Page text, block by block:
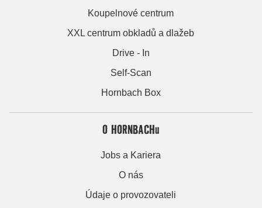
Koupelnové centrum
XXL centrum obkladů a dlažeb
Drive - In
Self-Scan
Hornbach Box
O HORNBACHu
Jobs a Kariera
O nás
Údaje o provozovateli